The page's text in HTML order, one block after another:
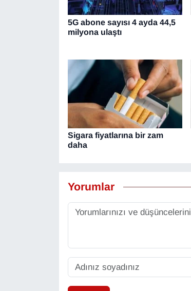
5G abone sayısı 4 ayda 44,5
milyona ulaştı
Sigara fiyatlarına bir zam
daha
Yorumlar